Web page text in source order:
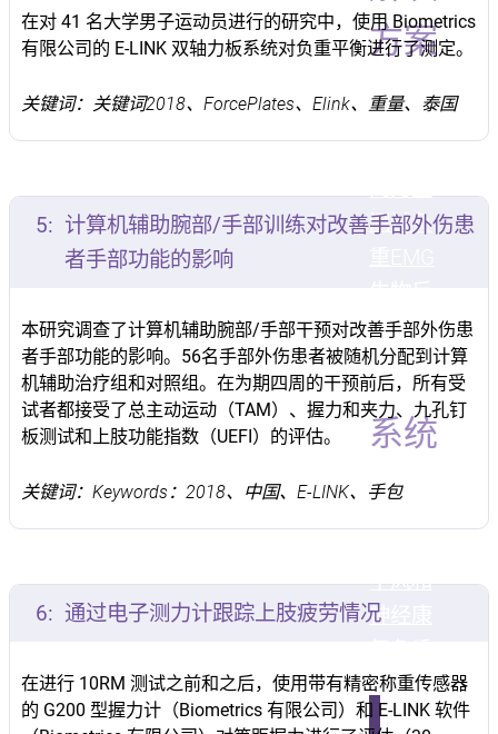
方案
力运动
测试负
馈抗阻
训练
系统
上下肢
中风和
神经康
康复
在对 41 名大学男子运动员进行的研究中，使用 Biometrics
有限公司的 E-LINK 双轴力板系统对负重平衡进行了测定。
关键词：关键词2018、ForcePlates、Elink、重量、泰国
5: 计算机辅助腕部/手部训练对改善手部外伤患
者手部功能的影响
本研究调查了计算机辅助腕部/手部干预对改善手部外伤患
者手部功能的影响。56名手部外伤患者被随机分配到计算
机辅助治疗组和对照组。在为期四周的干预前后，所有受
试者都接受了总主动运动（TAM）、握力和夹力、九孔钉
板测试和上肢功能指数（UEFI）的评估。
关键词：Keywords：2018、中国、E-LINK、手包
6: 通过电子测力计跟踪上肢疲劳情况
在进行 10RM 测试之前和之后，使用带有精密称重传感器
的 G200 型握力计（Biometrics 有限公司）和 E-LINK 软件